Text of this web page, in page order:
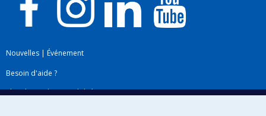
Nouvelles | Événement
Besoin d'aide ?
Plan du site|Accessibilité